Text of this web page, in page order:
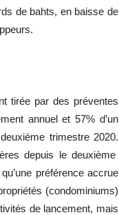
de bahts, en baisse de
tirée par des préventes
annuel et57% d’un
trimestre 2020.
depuis le deuxième
préférence accrue
(condominiums)
de lancement, mais